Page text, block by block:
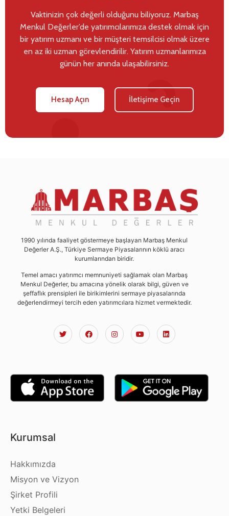
Vaktinizin çok değerli olduğunu biliyoruz. Marbaş
Menkul Değerler’de yatırımcılarımıza destek olmak için
bir yatırım uzmanı ve bir müşteri temsilcisi olmak üzere
en az iki uzman görevlendirilir. Yatırım uzmanlarımıza
günün her anında ulaşabilirsiniz.
Hesap Açın İletişime Geçin
1990 yılında faaliyet göstermeye başlayan Marbaş Menkul
Değerler A.Ş., Türkiye Sermaye Piyasalarının köklü aracı
kurumlarından biridir.
Temel amacı yatırımcı memnuniyeti sağlamak olan Marbaş
Menkul Değerler, bu amacına yönelik olarak bilgi, güven ve
şeffaflık prensipleri ile birikimlerini sermaye piyasalarında
değerlendirmeyi tercih eden yatırımcılara hizmet vermektedir.
Kurumsal
Hakkımızda
Misyon ve Vizyon
Şirket Profili
Yetki Belgeleri